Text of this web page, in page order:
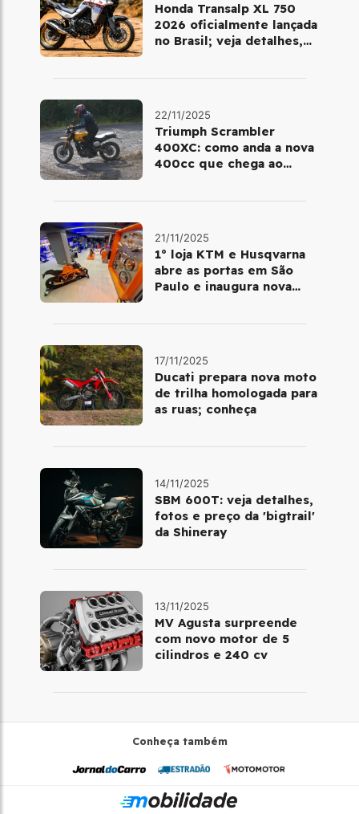
Honda Transalp XL 750
2026 oficialmente lançada
no Brasil; veja detalhes,
22/11/2025
Triumph Scrambler
400XC: como anda a nova
400cc que chega ao
21/11/2025
1º loja KTM e Husqvarna
abre as portas em São
Paulo e inaugura nova
17/11/2025
Ducati prepara nova moto
de trilha homologada para
as ruas; conheça
14/11/2025
SBM 600T: veja detalhes,
fotos e preço da 'bigtrail'
da Shineray
13/11/2025
MV Agusta surpreende
com novo motor de 5
cilindros e 240 cv
Conheça também